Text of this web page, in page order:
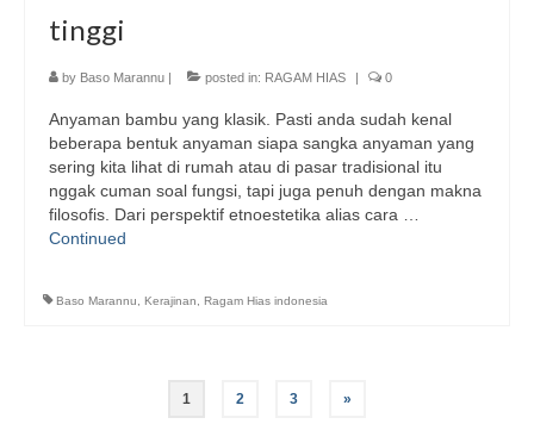
tinggi
by Baso Marannu | posted in: RAGAM HIAS | 0
Anyaman bambu yang klasik. Pasti anda sudah kenal
beberapa bentuk anyaman siapa sangka anyaman yang
sering kita lihat di rumah atau di pasar tradisional itu
nggak cuman soal fungsi, tapi juga penuh dengan makna
filosofis. Dari perspektif etnoestetika alias cara …
Continued
Baso Marannu Kerajinan Ragam Hias indonesia
1 2 3 »